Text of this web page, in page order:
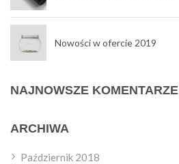
Nowości w ofercie 2019
NAJNOWSZE KOMENTARZE
ARCHIWA
Październik 2018